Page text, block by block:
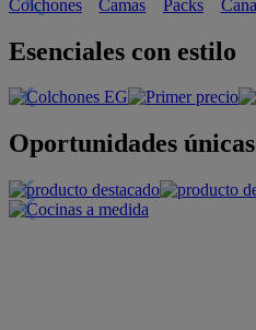
Esenciales con estilo
Oportunidades únicas